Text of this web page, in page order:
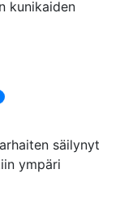
kunikaiden
säilynyt
ympäri